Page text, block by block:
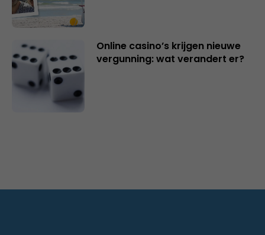
Online casino’s krijgen nieuwe
vergunning: wat verandert er?